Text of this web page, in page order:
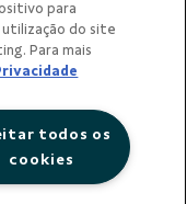
para
utilização do site
Para mais
todos os
cookies